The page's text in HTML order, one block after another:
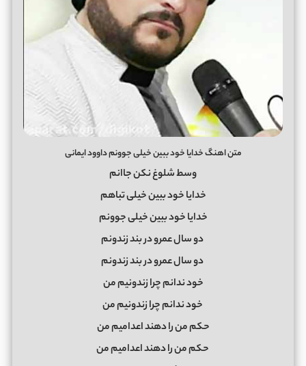
متن اهنگ خدایا خود ببین خیلی جوونم داوود ایمانی
وسط شلوغ نکن جاانم
خدایا خود ببین خیلی تباهم
خدایا خود ببین خیلی جوونم
دو سال عمرو در بند زندونم
دو سال عمرو در بند زندونم
خود ندانم چرا زندونیم من
خود ندانم چرا زندونیم من
حکم من را دهند اعدامیم من
حکم من را دهند اعدامیم من